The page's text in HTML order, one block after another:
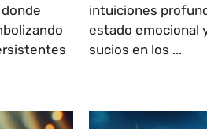
intuiciones
estado emocional
sucios en los ...